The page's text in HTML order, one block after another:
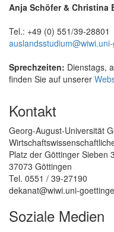
Anja Schöfer & Christina
Tel.: +49 (0) 551/39-28801
Sprechzeiten: Dienstags,
finden Sie auf unserer
Kontakt
Georg-August-Universität
Platz der Göttinger Sieben 3
37073 Göttingen
Tel. 0551 / 39-27190
dekanat@wiwi.uni-
Soziale Medien